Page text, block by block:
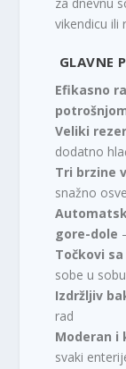
vikendicu ili
GLAVNE
Efikasno
Veliki
dodatno
Tri brzine
snažno
gore-dole
Točkovi
sobe u sobu
Izdržljiv
rad
Moderan i
svaki